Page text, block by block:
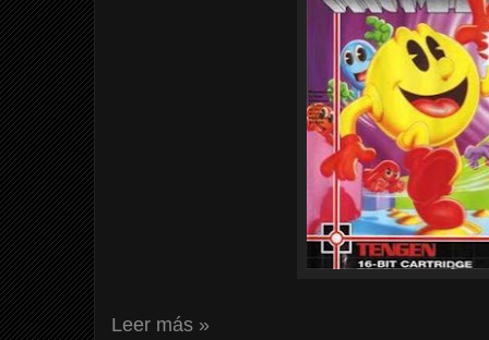
Leer más »